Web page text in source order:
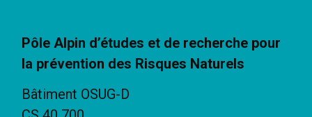
Pôle Alpin d’études et de recherche pour
la prévention des Risques Naturels
Bâtiment OSUG-D